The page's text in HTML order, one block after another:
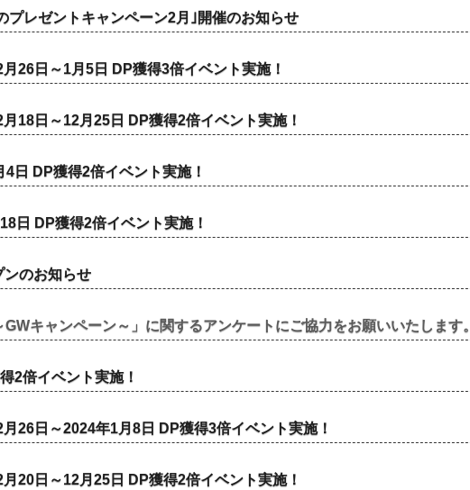
プレゼントキャンペーン2月｣開催のお知らせ
26日～1月5日 DP獲得3倍イベント実施！
18日～12月25日 DP獲得2倍イベント実施！
日 DP獲得2倍イベント実施！
日 DP獲得2倍イベント実施！
のお知らせ
キャンペーン～」に関するアンケートにご協力をお願いいたします。
2倍イベント実施！
26日～2024年1月8日 DP獲得3倍イベント実施！
20日～12月25日 DP獲得2倍イベント実施！